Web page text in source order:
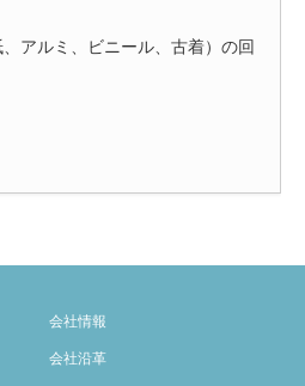
アルミ、ビニール、古着）の回
会社情報
会社沿革